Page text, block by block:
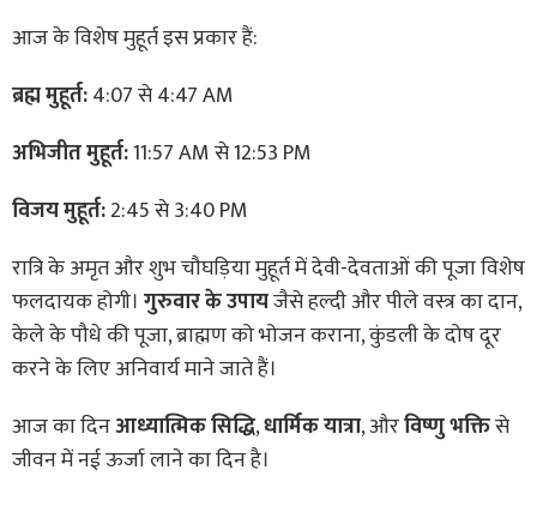
आज के विशेष मुहूर्त इस प्रकार हैं:
ब्रह्म मुहूर्त:4:07 से 4:47 AM
अभिजीत मुहूर्त:11:57 AM से 12:53 PM
विजय मुहूर्त:2:45 से 3:40 PM
रात्रि के अमृत और शुभ चौघड़िया मुहूर्त में देवी-देवताओं की पूजा विशेष
फलदायक होगी। गुरुवार के उपायजैसे हल्दी और पीले वस्त्र का दान,
केले के पौधे की पूजा, ब्राह्मण को भोजन कराना, कुंडली के दोष दूर
करने के लिए अनिवार्य माने जाते हैं।
आज का दिनआध्यात्मिक सिद्धि,धार्मिक यात्रा, औरविष्णु भक्तिसे
जीवन में नई ऊर्जा लाने का दिन है।